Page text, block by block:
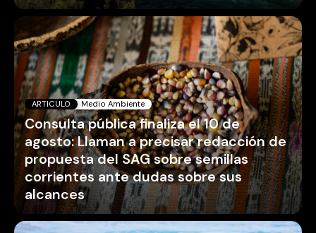
ARTICULO Medio Ambiente
Consulta pública finaliza el 10 de
agosto: Llaman a precisar redacción de
propuesta del SAG sobre semillas
corrientes ante dudas sobre sus
alcances